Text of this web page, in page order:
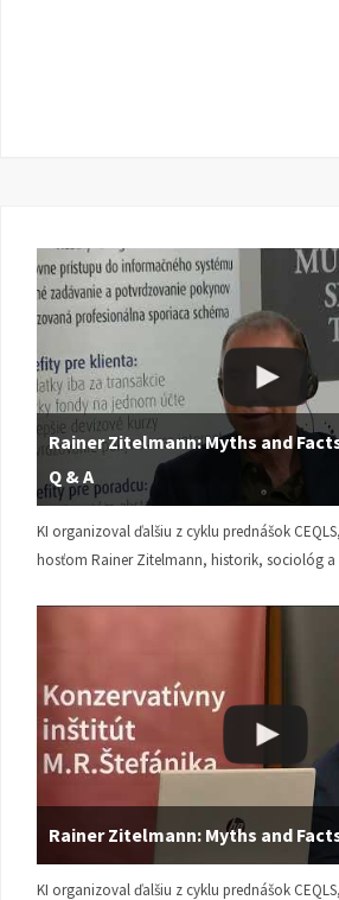
Rainer Zitelmann: Myths and
Q & A
KI organizoval ďalšiu z cyklu prednášok
hosťom Rainer Zitelmann, historik, sociológ
Rainer Zitelmann: Myths and
KI organizoval ďalšiu z cyklu prednášok